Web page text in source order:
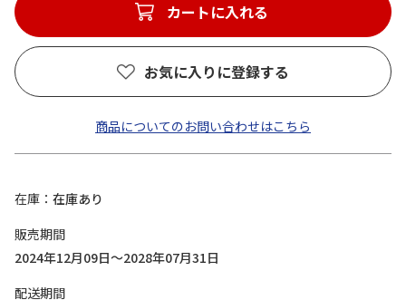
カートに入れる
お気に入りに登録する
商品についてのお問い合わせはこちら
在庫
在庫あり
販売期間
2024年12月09日～2028年07月31日
配送期間